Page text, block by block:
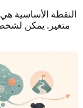
النقطة الأساسية
متغير. يمكن